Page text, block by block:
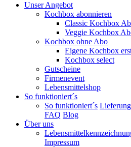
Unser Angebot
Kochbox abonnieren
Classic Kochbox
Veggie Kochbox
Kochbox ohne Abo
Eigene Kochbox
Kochbox select
Gutscheine
Firmenevent
Lebensmittelshop
So funktioniert´s
So funktioniert´s Lieferung
FAQ Blog
Über uns
Impressum